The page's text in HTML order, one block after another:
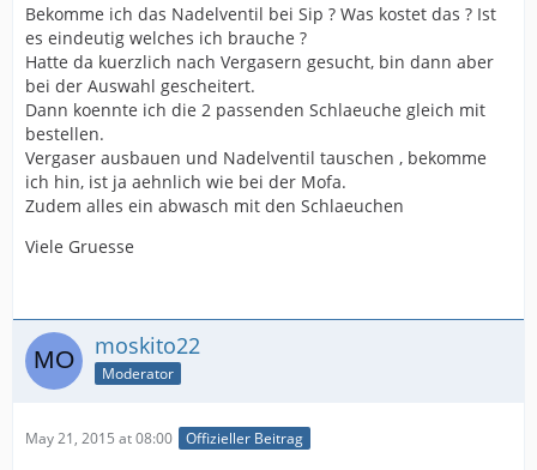
Bekomme ich das Nadelventil bei Sip ? Was kostet das ? Ist
es eindeutig welches ich brauche ?
Hatte da kuerzlich nach Vergasern gesucht, bin dann aber
bei der Auswahl gescheitert.
Dann koennte ich die 2 passenden Schlaeuche gleich mit
bestellen.
Vergaser ausbauen und Nadelventil tauschen , bekomme
ich hin, ist ja aehnlich wie bei der Mofa.
Zudem alles ein abwasch mit den Schlaeuchen
Viele Gruesse
moskito22
Moderator
May 21, 2015 at 08:00 Offizieller Beitrag